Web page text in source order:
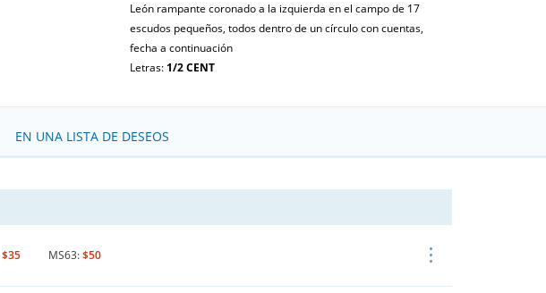
León rampante coronado a la izquierda en el campo de 17
escudos pequeños, todos dentro de un círculo con cuentas,
fecha a continuación
Letras: 1/2 CENT
EN UNA LISTA DE DESEOS
$35 MS63:$50